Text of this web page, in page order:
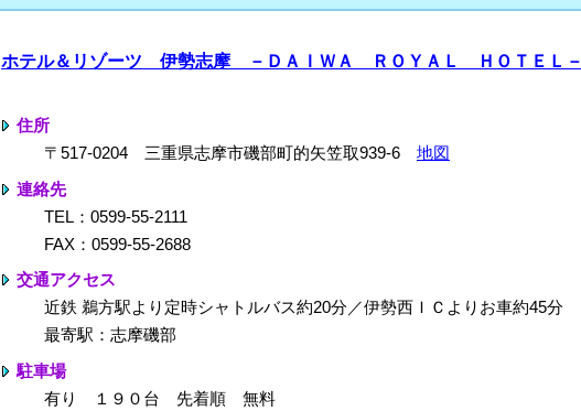
ホテル＆リゾーツ 伊勢志摩 －ＤＡＩＷＡ ＲＯＹＡＬ ＨＯＴＥＬ－
住所
〒517-0204 三重県志摩市磯部町的矢笠取939-6 地図
連絡先
TEL：0599-55-2111
FAX：0599-55-2688
交通アクセス
近鉄 鵜方駅より定時シャトルバス約20分／伊勢西ＩＣよりお車約45分
最寄駅：志摩磯部
駐車場
有り １９０台 先着順 無料